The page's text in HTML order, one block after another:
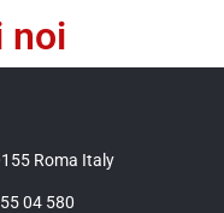
noi
Roma Italy
04 580